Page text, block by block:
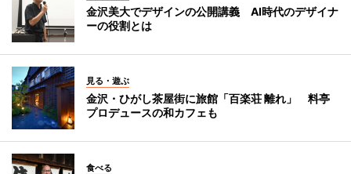
金沢美大でデザインの公開講義 AI時代のデザイナ
ーの役割とは
見る・遊ぶ
金沢・ひがし茶屋街に旅館「百楽荘 離れ」 料亭
プロデュースの和カフェも
食べる